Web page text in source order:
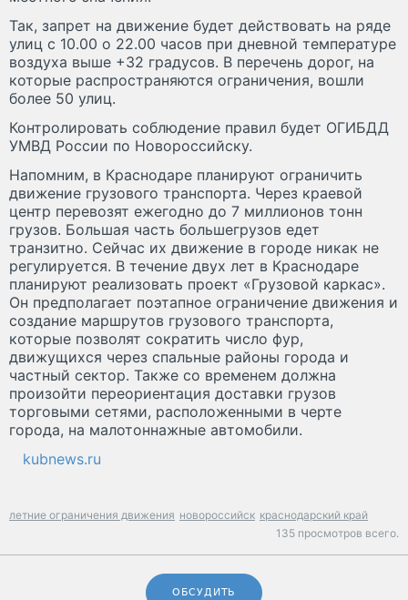
Так, запрет на движение будет действовать на ряде
улиц с 10.00 о 22.00 часов при дневной температуре
воздуха выше +32 градусов. В перечень дорог, на
которые распространяются ограничения, вошли
более 50 улиц.
Контролировать соблюдение правил будет ОГИБДД
УМВД России по Новороссийску.
Напомним, в Краснодаре планируют ограничить
движение грузового транспорта. Через краевой
центр перевозят ежегодно до 7 миллионов тонн
грузов. Большая часть большегрузов едет
транзитно. Сейчас их движение в городе никак не
регулируется. В течение двух лет в Краснодаре
планируют реализовать проект «Грузовой каркас».
Он предполагает поэтапное ограничение движения и
создание маршрутов грузового транспорта,
которые позволят сократить число фур,
движущихся через спальные районы города и
частный сектор. Также со временем должна
произойти переориентация доставки грузов
торговыми сетями, расположенными в черте
города, на малотоннажные автомобили.
kubnews.ru
летние ограничения движения новороссийск краснодарский край
135 просмотров всего.
ОБСУДИТЬ